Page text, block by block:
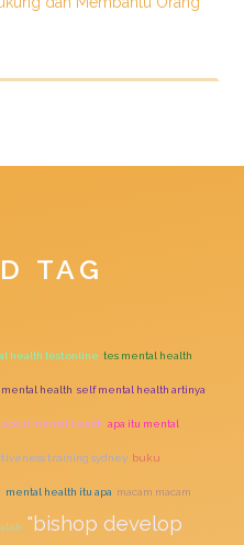
TAG
health test online tes mental health
health self mental health artinya
mental health apa itu mental
training sydney buku
mental health itu apa macam macam
"bishop develop